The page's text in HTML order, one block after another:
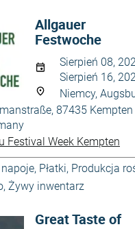
Allgаuer
Festwoche
Sierpień 08,
Sierpień 16,
Niemcy,
87435
Festival Week Kempten
, Płatki, Produkcja
, Żywy inwentarz
Great Taste of